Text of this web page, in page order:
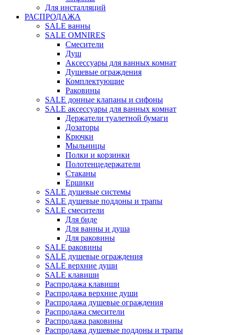
Для инсталляций
РАСПРОДАЖА
SALE ванны
SALE OMNIRES
Смесители
Душ
Аксессуары для ванных комнат
Душевые ограждения
Комплектующие
Раковины
SALE донные клапаны и сифоны
SALE аксессуары для ванных комнат
Держатели туалетной бумаги
Дозаторы
Крючки
Мыльницы
Полки и корзинки
Полотенцедержатели
Стаканы
Ершики
SALE душевые системы
SALE душевые поддоны и трапы
SALE смесители
Для биде
Для ванны и душа
Для раковины
SALE раковины
SALE душевые ограждения
SALE верхние души
SALE клавиши
Распродажа клавиши
Распродажа верхние души
Распродажа душевые ограждения
Распродажа смесители
Распродажа раковины
Распродажа душевые поддоны и трапы